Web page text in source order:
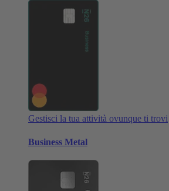
Gestisci la tua attività ovunque ti trovi
Business Metal